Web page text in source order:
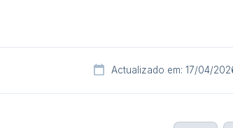
Actualizado em: 17/04/